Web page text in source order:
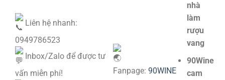
Liên hệ nhanh:
0949786523
Inbox/Zalo để được tư
vấn miễn phí!
Fanpage: 90WINE
nhà
làm
rượu
vang
90Wine
cam